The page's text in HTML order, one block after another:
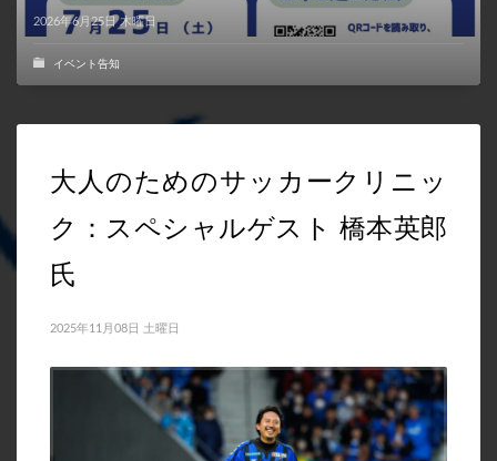
2025年6月
2025年3月
2024年11月
2024年8月
2024年4月
2024年3月
2024年1月
2023年7月
2026年6月25日 木曜日
イベント告知
大人のためのサッカークリニッ
ク：スペシャルゲスト 橋本英郎
氏
2025年11月08日 土曜日